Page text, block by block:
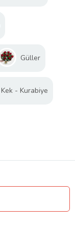
Güller
Kek - Kurabiye